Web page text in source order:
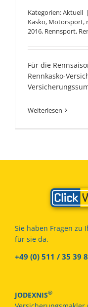
Kategorien:Aktuell |
Kasko, Motorsport,
2016, Rennsport,
Für die
Rennkasko-
Weiterlesen
Sie haben Fragen zu
für sie da.
+49 (0) 511 / 35 39
JODEXNIS®